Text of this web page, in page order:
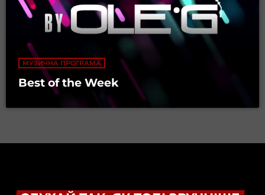
МУЗИЧНА ПРОГРАМА
Best of the Week